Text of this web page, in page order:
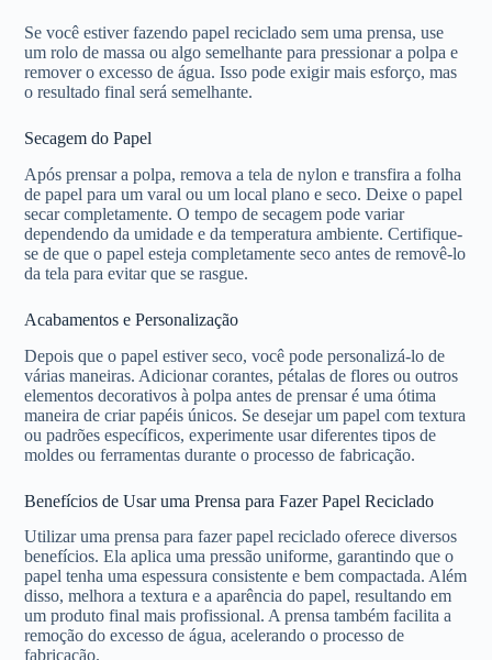
Se você estiver fazendo papel reciclado sem uma prensa, use
um rolo de massa ou algo semelhante para pressionar a polpa e
remover o excesso de água. Isso pode exigir mais esforço, mas
o resultado final será semelhante.
Secagem do Papel
Após prensar a polpa, remova a tela de nylon e transfira a folha
de papel para um varal ou um local plano e seco. Deixe o papel
secar completamente. O tempo de secagem pode variar
dependendo da umidade e da temperatura ambiente. Certifique-
se de que o papel esteja completamente seco antes de removê-lo
da tela para evitar que se rasgue.
Acabamentos e Personalização
Depois que o papel estiver seco, você pode personalizá-lo de
várias maneiras. Adicionar corantes, pétalas de flores ou outros
elementos decorativos à polpa antes de prensar é uma ótima
maneira de criar papéis únicos. Se desejar um papel com textura
ou padrões específicos, experimente usar diferentes tipos de
moldes ou ferramentas durante o processo de fabricação.
Benefícios de Usar uma Prensa para Fazer Papel Reciclado
Utilizar uma prensa para fazer papel reciclado oferece diversos
benefícios. Ela aplica uma pressão uniforme, garantindo que o
papel tenha uma espessura consistente e bem compactada. Além
disso, melhora a textura e a aparência do papel, resultando em
um produto final mais profissional. A prensa também facilita a
remoção do excesso de água, acelerando o processo de
fabricação.